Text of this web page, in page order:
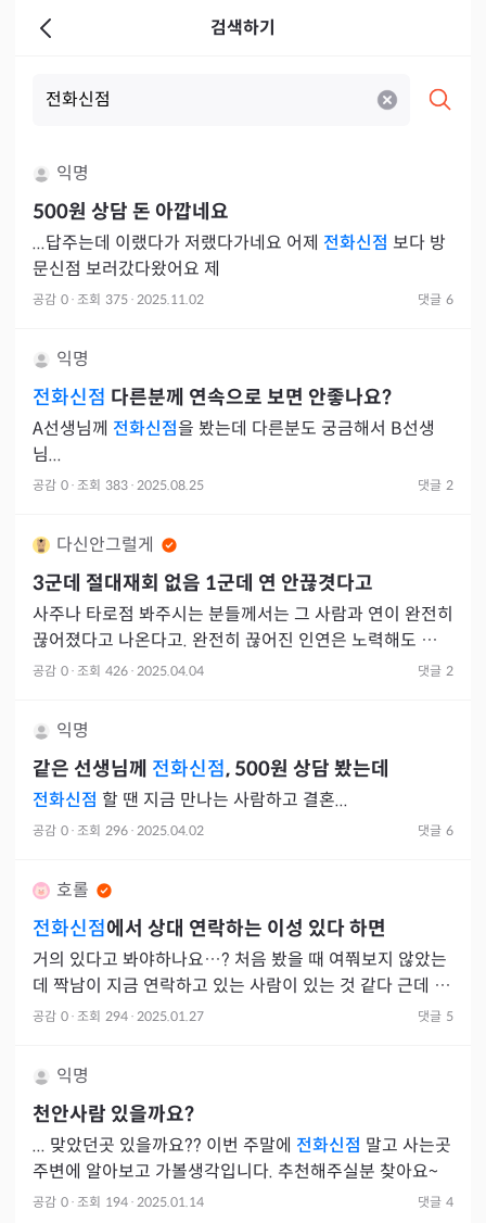
검색하기
익명
500원 상담 돈 아깝네요
...답주는데 이랬다가 저랬다가네요 어제 전화신점 보다 방
문신점 보러갔다왔어요 제
공감 0 · 조회 375 · 2025.11.02 댓글 6
익명
전화신점 다른분께 연속으로 보면 안좋나요?
A선생님께 전화신점을 봤는데 다른분도 궁금해서 B선생
님...
공감 0 · 조회 383 · 2025.08.25 댓글 2
다신안그럴게
3군데 절대재회 없음 1군데 연 안끊겻다고
사주나 타로점 봐주시는 분들께서는 그 사람과 연이 완전히
끊어졌다고 나온다고. 완전히 끊어진 인연은 노력해도 안된
다고 하는데 딱 한분이 신점보시는분인데 아직 연이 안끊어
공감 0 · 조회 426 · 2025.04.04 댓글 2
익명
같은 선생님께 전화신점, 500원 상담 봤는데
전화신점 할 땐 지금 만나는 사람하고 결혼...
공감 0 · 조회 296 · 2025.04.02 댓글 6
호롤
전화신점에서 상대 연락하는 이성 있다 하면
거의 있다고 봐야하나요…? 처음 봤을 때 여쭤보지 않았는
데 짝남이 지금 연락하고 있는 사람이 있는 것 같다 근데 잘
되고 있는 것 같진 않다고 말씀하셔서 멘붕하고 두 번째로
공감 0 · 조회 294 · 2025.01.27 댓글 5
익명
천안사람 있을까요?
... 맞았던곳 있을까요?? 이번 주말에 전화신점 말고 사는곳
주변에 알아보고 가볼생각입니다. 추천해주실분 찾아요~
공감 0 · 조회 194 · 2025.01.14 댓글 4